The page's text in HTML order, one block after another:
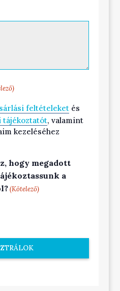
feltételeketés
tájékoztatót, valamint
kezeléséhez
hogy megadott
a
(Kötelező)